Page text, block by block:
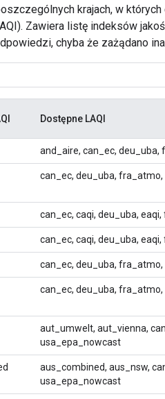
krajach, w
Zawiera listę indeksów
chyba że zażądano
Dostępne LAQI
and_aire, can_ec,
can_ec, deu_uba,
can_ec, caqi, deu_uba,
can_ec, caqi, deu_uba,
can_ec, deu_uba,
can_ec, deu_uba,
aut_umwelt, aut_vienna,
usa_epa_nowcast
aus_combined, aus_nsw,
usa_epa_nowcast